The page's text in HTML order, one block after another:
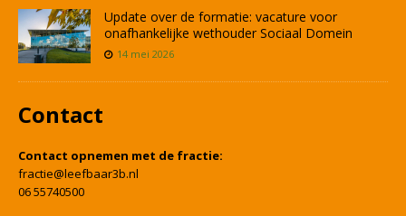
Update over de formatie: vacature voor
onafhankelijke wethouder Sociaal Domein
14 mei 2026
Contact
Contact opnemen met de fractie:
fractie@leefbaar3b.nl
06 55740500